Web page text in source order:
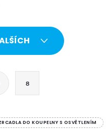
8
DO KOUPELNY S OSVĚTLENÍM